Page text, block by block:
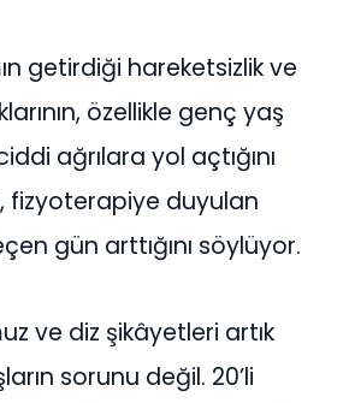
getirdiği hareketsizlik ve
özellikle genç yaş
ağrılara yol açtığını
fizyoterapiye duyulan
gün arttığını söylüyor.
ve diz şikâyetleri artık
sorunu değil. 20’li